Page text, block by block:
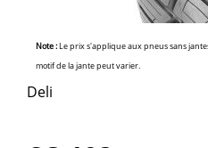
Note :Le prix s'applique aux pneus sans
motif de la jante peut varier.
Deli